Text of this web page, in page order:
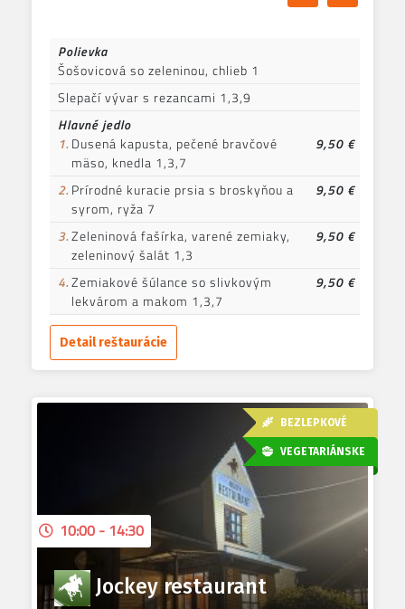
Polievka
Šošovicová so zeleninou, chlieb 1
Slepačí vývar s rezancami 1,3,9
Hlavné jedlo
1. Dusená kapusta, pečené bravčové
mäso, knedla 1,3,7
9,50 €
2. Prírodné kuracie prsia s broskyňou a
syrom, ryža 7
9,50 €
3.Zeleninová fašírka, varené zemiaky,
zeleninový šalát 1,3
9,50 €
4.Zemiakové šúlance so slivkovým
lekvárom a makom 1,3,7
9,50 €
Detail reštaurácie
BEZLEPKOVÉ
VEGETARIÁNSKE
Jockey restaurant
10:00 - 14:30